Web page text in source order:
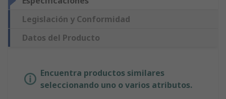
Legislación y Conformidad
Datos del Producto
Encuentra productos similares
seleccionando uno o varios atributos.